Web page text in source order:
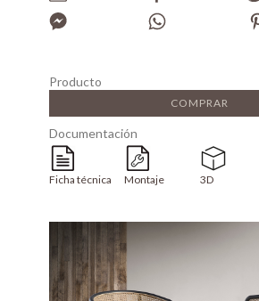
Producto
COMPRAR
Documentación
Ficha técnica Montaje 3D